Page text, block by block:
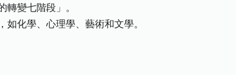
變七階段」。
化學、心理學、藝術和文學。